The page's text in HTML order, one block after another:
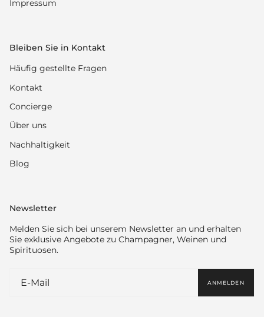
Impressum
Bleiben Sie in Kontakt
Häufig gestellte Fragen
Kontakt
Concierge
Über uns
Nachhaltigkeit
Blog
Newsletter
Melden Sie sich bei unserem Newsletter an und erhalten
Sie exklusive Angebote zu Champagner, Weinen und
Spirituosen.
ANMELDEN